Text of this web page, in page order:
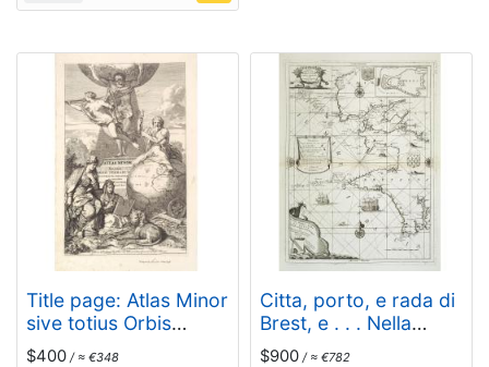
Title page: Atlas Minor
sive totius Orbis
Terrarum. . .
$400 / ≈ €348
Citta, porto, e rada di
Brest, e . . . Nella
Bretagna . . .
$900 / ≈ €782